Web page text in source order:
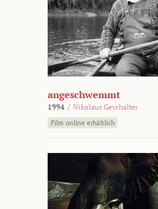
angeschwemmt
1994 / Nikolaus Geyrhalter
Film online erhältlich